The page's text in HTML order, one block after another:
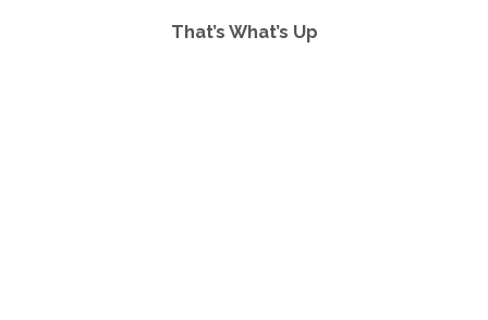
That’s What’s Up